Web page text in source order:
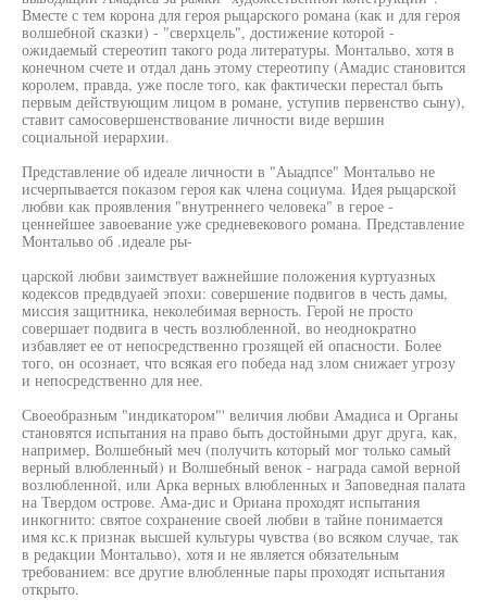
Вместе с тем корона для героя рыцарского романа (как и для героя
волшебной сказки) - "сверхцель", достижение которой -
ожидаемый стереотип такого рода литературы. Монтальво, хотя в
конечном счете и отдал дань этому стереотипу (Амадис становится
королем, правда, уже после того, как фактически перестал быть
первым действующим лицом в романе, уступив первенство сыну),
ставит самосовершенствование личности виде вершин
социальной иерархии.
Представление об идеале личности в "Аыадпсе" Монтальво не
исчерпывается показом героя как члена социума. Идея рыцарской
любви как проявления "внутреннего человека" в герое -
ценнейшее завоевание уже средневекового романа. Представление
Монтальво об .идеале ры-
царской любви заимствует важнейшие положения куртуазных
кодексов предвдуаей эпохи: совершение подвигов в честь дамы,
миссия защитника, неколебимая верность. Герой не просто
совершает подвига в честь возлюбленной, во неоднократно
избавляет ее от непосредственно грозящей ей опасности. Более
того, он осознает, что всякая его победа над злом снижает угрозу
и непосредственно для нее.
Своеобразным "индикатором"' величия любви Амадиса и Органы
становятся испытания на право быть достойными друг друга, как,
например, Волшебный меч (получить который мог только самый
верный влюбленный) и Волшебный венок - награда самой верной
возлюбленной, или Арка верных влюбленных и Заповедная палата
на Твердом острове. Ама-дис и Ориана проходят испытания
инкогнито: святое сохранение своей любви в тайне понимается
имя кс.к признак высшей культуры чувства (во всяком случае, так
в редакции Монтальво), хотя и не является обязательным
требованием: все другие влюбленные пары проходят испытания
открыто.